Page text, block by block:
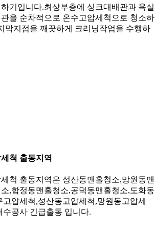
기입니다.최상부층에 싱크대배관과 욕실
을 순차적으로 온수고압세척으로 청소하
막지점을 깨끗하게 크리닝작업을 수행하
척 출동지역
척 출동지역은 성산동맨홀청소,망원동맨
,합정동맨홀청소,공덕동맨홀청소,도화동
압세척,성산동고압세척,망원동고압세
공사 긴급출동 입니다.